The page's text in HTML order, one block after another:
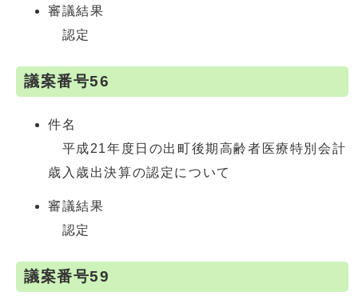
審議結果
認定
議案番号56
件名
平成21年度日の出町後期高齢者医療特別会計
歳入歳出決算の認定について
審議結果
認定
議案番号59